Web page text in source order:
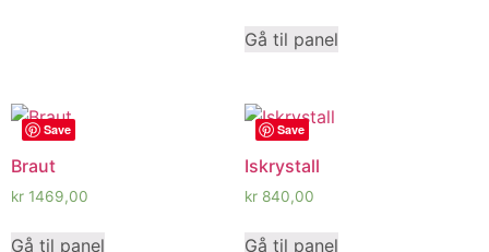
Gå til panel
Save
Braut
kr 1469,00
Gå til panel
Save
Iskrystall
kr 840,00
Gå til panel